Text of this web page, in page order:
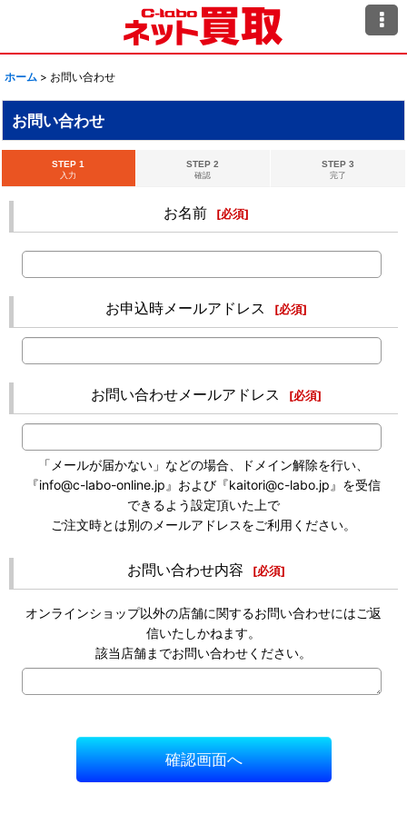
ホーム > お問い合わせ
お問い合わせ
STEP 1
入力
STEP 2
確認
STEP 3
完了
お名前 [必須]
お申込時メールアドレス [必須]
お問い合わせメールアドレス [必須]
「メールが届かない」などの場合、ドメイン解除を行い、
『info@c-labo-online.jp』および『kaitori@c-labo.jp』を受信
できるよう設定頂いた上で
ご注文時とは別のメールアドレスをご利用ください。
お問い合わせ内容 [必須]
オンラインショップ以外の店舗に関するお問い合わせにはご返
信いたしかねます。
該当店舗までお問い合わせください。
確認画面へ